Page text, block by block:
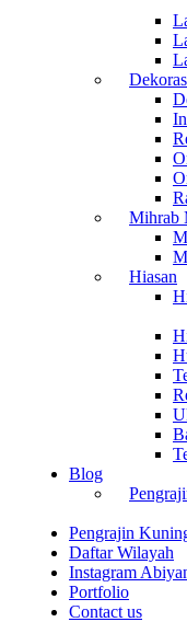
Mihrab
Hiasan
Blog
Pengrajin
Daftar Wilayah
Instagram
Portfolio
Contact us